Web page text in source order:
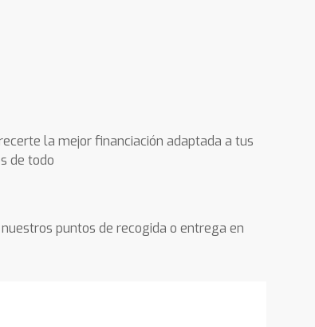
la mejor financiación adaptada a tus
de todo
puntos de recogida o entrega en